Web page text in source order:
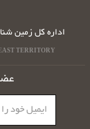
اداره کل زمین
TERRITORY
ایمیل
خود